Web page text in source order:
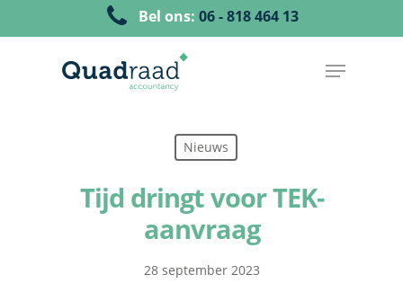
Bel ons: 06 - 818 464 13
Nieuws
Tijd dringt voor TEK-
aanvraag
28 september 2023